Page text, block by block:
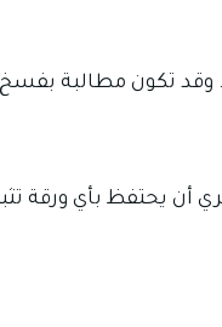
تكون مطالبة بفسخ
أن يحتفظ بأي ورقة